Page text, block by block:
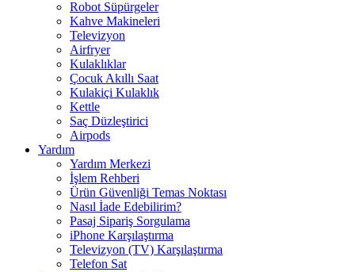
Robot Süpürgeler
Kahve Makineleri
Televizyon
Airfryer
Kulaklıklar
Çocuk Akıllı Saat
Kulakiçi Kulaklık
Kettle
Saç Düzleştirici
Airpods
Yardım
Yardım Merkezi
İşlem Rehberi
Ürün Güvenliği Temas Noktası
Nasıl İade Edebilirim?
Pasaj Sipariş Sorgulama
iPhone Karşılaştırma
Televizyon (TV) Karşılaştırma
Telefon Sat